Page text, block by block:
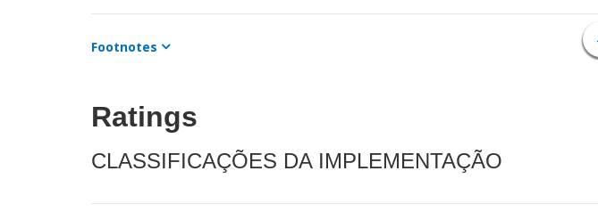
Footnotes
Ratings
CLASSIFICAÇÕES DA IMPLEMENTAÇÃO